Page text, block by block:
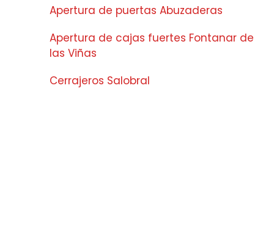
Apertura de puertas Abuzaderas
Apertura de cajas fuertes Fontanar de
las Viñas
Cerrajeros Salobral